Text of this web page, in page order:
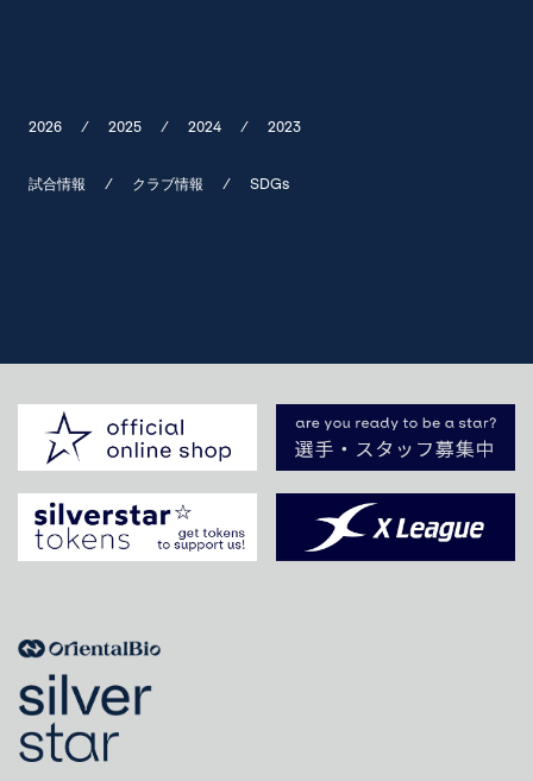
2026 / 2025 / 2024 / 2023
試合情報 / クラブ情報 / SDGs